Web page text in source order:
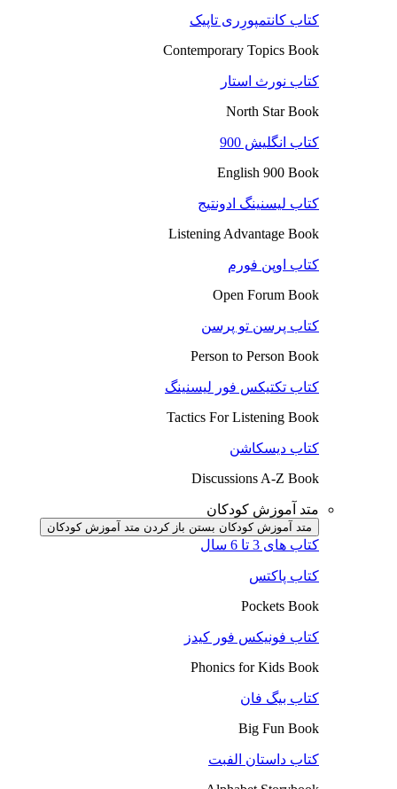
کتاب کانتمپورِری تاپیک
Contemporary Topics Book
کتاب نورث استار
North Star Book
کتاب انگلیش 900
English 900 Book
کتاب لیسنینگ ادونتیج
Listening Advantage Book
کتاب اوپن فورم
Open Forum Book
کتاب پرسن تو پرسن
Person to Person Book
کتاب تکتیکس فور لیسنینگ
Tactics For Listening Book
کتاب دیسکاشن
Discussions A-Z Book
متد آموزش کودکان
متد آموزش کودکان بستن باز کردن متد آموزش کودکان
کتاب های 3 تا 6 سال
کتاب پاکتس
Pockets Book
کتاب فونیکس فور کیدز
Phonics for Kids Book
کتاب بیگ فان
Big Fun Book
کتاب داستان الفبت